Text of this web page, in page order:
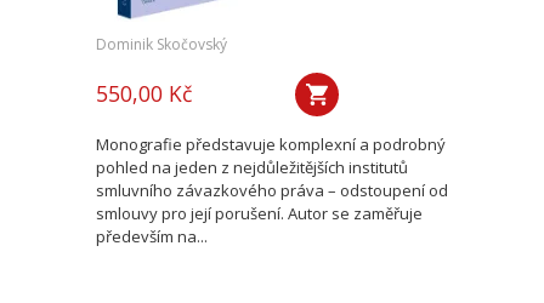
Dominik Skočovský
550,00 Kč
Monografie představuje komplexní a podrobný
pohled na jeden z nejdůležitějších institutů
smluvního závazkového práva – odstoupení od
smlouvy pro její porušení. Autor se zaměřuje
především na...